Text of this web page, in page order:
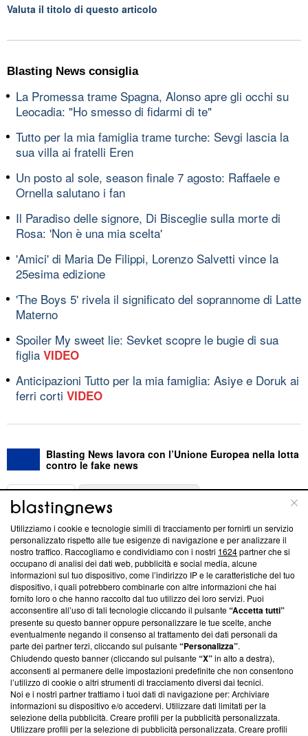
Valuta il titolo di questo articolo
Blasting News consiglia
La Promessa trame Spagna, Alonso apre gli occhi su
Leocadia: "Ho smesso di fidarmi di te"
Tutto per la mia famiglia trame turche: Sevgi lascia la
sua villa ai fratelli Eren
Un posto al sole, season finale 7 agosto: Raffaele e
Ornella salutano i fan
Il Paradiso delle signore, Di Bisceglie sulla morte di
Rosa: 'Non è una mia scelta'
'Amici' di Maria De Filippi, Lorenzo Salvetti vince la
25esima edizione
'The Boys 5' rivela il significato del soprannome di Latte
Materno
Spoiler My sweet lie: Sevket scopre le bugie di sua
figlia VIDEO
Anticipazioni Tutto per la mia famiglia: Asiye e Doruk ai
ferri corti VIDEO
Blasting News lavora con l’Unione Europea nella lotta
contro le fake news
ABOUT
Questa sezione offre informazioni trasparenti su Blasting
News, sui nostri processi editoriali e su come ci impegniamo a
creare news di qualità. Inoltre, afferma la nostra aderenza a
‘Trust Project - News with Integrity’Blasting News non è
ancora membro del programma, ma ha richiesto di farne
parte; Trust Project non ha ancora effettuato una verifica di
conformità agli standard.
Su di noi
Team editoriale
Corporate
Redazione
Utilizziamo i cookie e tecnologie simili di tracciamento per fornirti un servizio
personalizzato rispetto alle tue esigenze di navigazione e per analizzare il
nostro traffico. Raccogliamo e condividiamo con i nostri 1624partner che si
occupano di analisi dei dati web, pubblicità e social media, alcune
informazioni sul tuo dispositivo, come l’indirizzo IP e le caratteristiche del tuo
dispositivo, i quali potrebbero combinarle con altre informazioni che hai
fornito loro o che hanno raccolto dal tuo utilizzo dei loro servizi. Puoi
acconsentire all’uso di tali tecnologie cliccando il pulsante“Accetta tutti”
presente su questo banner oppure personalizzare le tue scelte, anche
eventualmente negando il consenso al trattamento dei dati personali da
parte dei partner terzi, cliccando sul pulsante“Personalizza”.
Chiudendo questo banner (cliccando sul pulsante“X”in alto a destra),
acconsenti al permanere delle impostazioni predefinite che non consentono
l’utilizzo di cookie o altri strumenti di tracciamento diversi dai tecnici.
Noi e i nostri partner trattiamo i tuoi dati di navigazione per: Archiviare
informazioni su dispositivo e/o accedervi. Utilizzare dati limitati per la
selezione della pubblicità. Creare profili per la pubblicità personalizzata.
Utilizzare profili per la selezione di pubblicità personalizzata. Creare profili